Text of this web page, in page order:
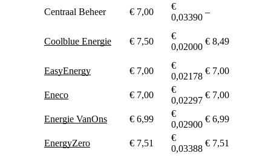
Centraal Beheer € 7,00
€
0,03390
–
Coolblue Energie € 7,50
€
0,02000
€ 8,49
EasyEnergy
€ 7,00
€
0,02178
€ 7,00
Eneco € 7,00
€
0,02297
€ 7,00
Energie VanOns € 6,99
€
0,02900
€ 6,99
EnergyZero € 7,51
€
0,03388
€ 7,51